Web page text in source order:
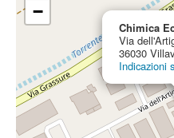
Chimica
Via
36030
Indicazioni
−